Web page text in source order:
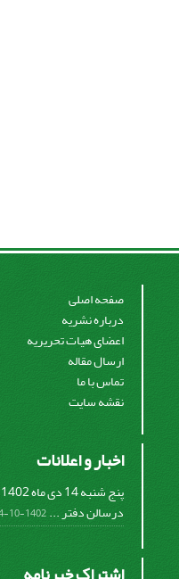
صفحه اصلی
درباره نشریه
اعضای هیات تحریریه
ارسال مقاله
تماس با ما
نقشه سایت
اخبار و اعلانات
درسالن دفتر ...1402-10-14